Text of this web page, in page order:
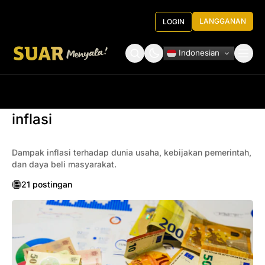
LOGIN LANGGANAN
Indonesian
inflasi
Dampak inflasi terhadap dunia usaha, kebijakan pemerintah,
dan daya beli masyarakat.
21 postingan